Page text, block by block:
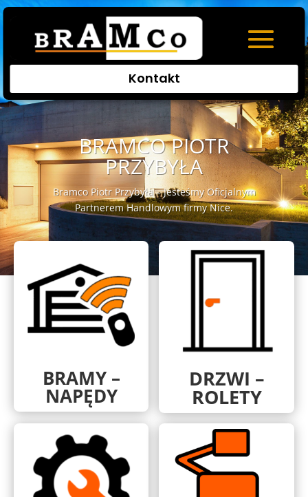
Kontakt
BRAMCO PIOTR
PRZYBYŁA
Bramco Piotr Przybyła – Jesteśmy Oficjalnym
Partnerem Handlowym firmy Nice.
BRAMY –
NAPĘDY
DRZWI –
ROLETY